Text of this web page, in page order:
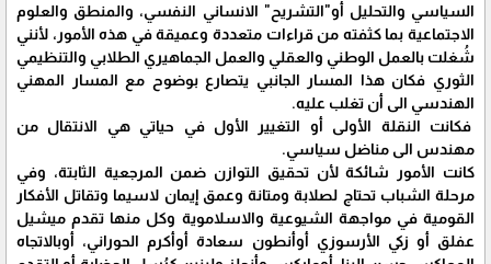
السياسي والتحليل أو"التشريح" الانساني النفسي، والمنطق والعلوم
الاجتماعية بما كثفته من قراءات متعددة وعميقة في هذه الأمور، لأنني
شُغلت بالعمل الوطني والعقلي والعمل الجماهيري الطلابي والتنظيمي
الثوري فكان هذا المسار الجانبي يتصارع بوضوح مع المسار المهني
الهندسي الى أن تغلب عليه.
فكانت النقلة الأولى أو التغيير الأول في حياتي هي الانتقال من
مهندس الى مناضل سياسي.
كانت الأمور شائكة لأن تحقيق التوازن ضمن المرجعية الثابتة، وفي
مرحلة الشباب تحتاج لصلابة ومتانة وعمق إيمان لاسيما وتقاتل الأفكار
القومية في مواجهة الشيوعية والاسلاموية وكل منها تقدم ميشيل
عفلق أو زكي الأرسوزي أوأنطون سعادة أوأكرم الحوراني، أوبالاتجاه